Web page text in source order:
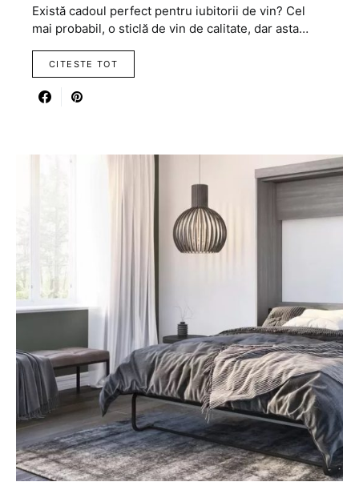
Există cadoul perfect pentru iubitorii de vin? Cel
mai probabil, o sticlă de vin de calitate, dar asta…
CITESTE TOT